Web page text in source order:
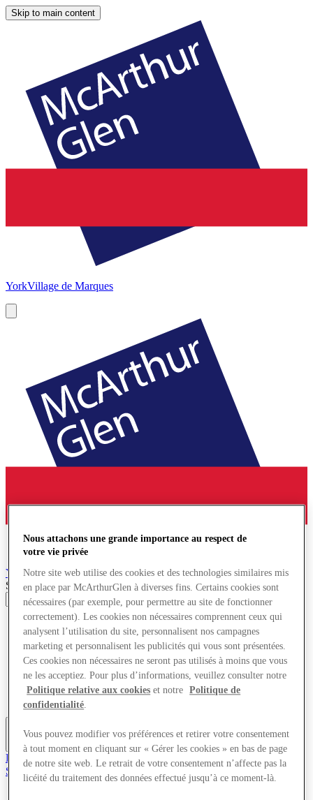
Skip to main content
YorkVillage de Marques
YorkVillage de Marques
Search input
Magasins
Offres
Planifiez votre visite
Quoi de neuf
Mangez et buvez
Cartes cadeaux
Services
Plus
Rejoignez le club
Sauvé
fr
Nous attachons une grande importance au respect de
votre vie privée
Notre site web utilise des cookies et des technologies similaires mis
en place par McArthurGlen à diverses fins. Certains cookies sont
nécessaires (par exemple, pour permettre au site de fonctionner
correctement). Les cookies non nécessaires comprennent ceux qui
analysent l’utilisation du site, personnalisent nos campagnes
marketing et personnalisent les publicités qui vous sont présentées.
Ces cookies non nécessaires ne seront pas utilisés à moins que vous
ne les acceptiez. Pour plus d’informations, veuillez consulter notre
Politique relative aux cookies et notre
Politique de
confidentialité.
Vous pouvez modifier vos préférences et retirer votre consentement
à tout moment en cliquant sur « Gérer les cookies » en bas de page
de notre site web. Le retrait de votre consentement n’affecte pas la
licéité du traitement des données effectué jusqu’à ce moment-là.